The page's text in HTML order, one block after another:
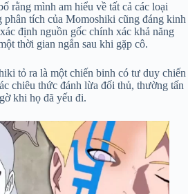
rằng mình am hiểu về tất cả các loại
phân tích của Momoshiki cũng đáng kinh
định nguồn gốc chính xác khả năng
thời gian ngắn sau khi gặp cô.
tỏ ra là một chiến binh có tư duy chiến
chiêu thức đánh lừa đối thủ, thường tấn
khi họ đã yếu đi.